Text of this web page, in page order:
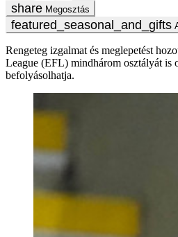
Megosztás
Rengeteg izgalmat és meglepetést
League (EFL) mindhárom osztályát is
befolyásolhatja.